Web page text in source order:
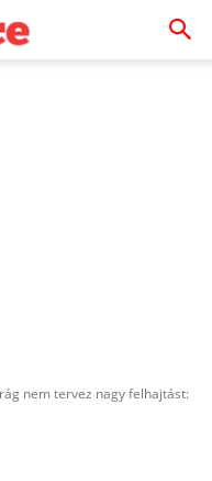
nem tervez nagy felhajtást: